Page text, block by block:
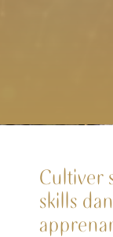
Cultiver
skills